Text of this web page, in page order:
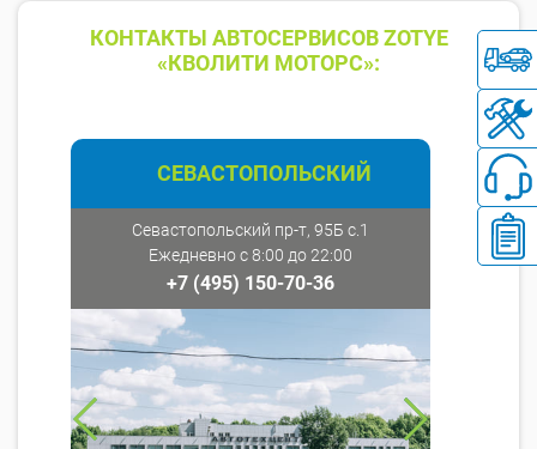
КОНТАКТЫ АВТОСЕРВИСОВ ZOTYE
«КВОЛИТИ МОТОРС»:
СЕВАСТОПОЛЬСКИЙ
Севастопольский пр-т, 95Б с.1
Ежедневно с 8:00 до 22:00
+7 (495) 150-70-36